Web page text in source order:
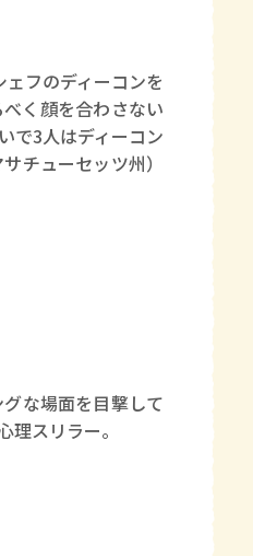
フのディーコンを
く顔を合わさない
で3人はディーコン
チューセッツ州）
な場面を目撃して
スリラー。